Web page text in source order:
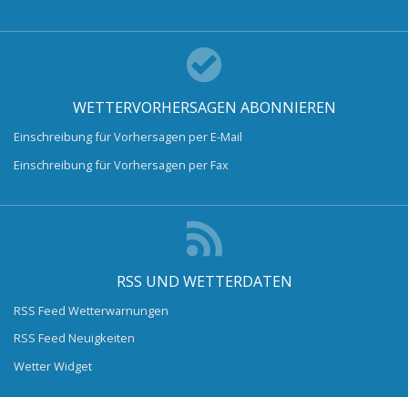
WETTERVORHERSAGEN ABONNIEREN
Einschreibung für Vorhersagen per E-Mail
Einschreibung für Vorhersagen per Fax
RSS UND WETTERDATEN
RSS Feed Wetterwarnungen
RSS Feed Neuigkeiten
Wetter Widget